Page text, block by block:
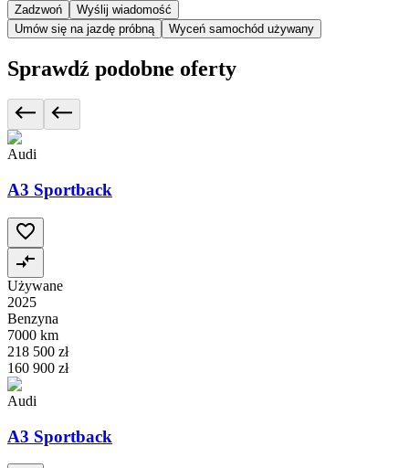
Zadzwoń
Wyślij wiadomość
Umów się na jazdę próbną
Wyceń samochód używany
Sprawdź podobne oferty
Audi
A3 Sportback
Używane
2025
Benzyna
7000 km
218 500 zł
160 900 zł
Audi
A3 Sportback